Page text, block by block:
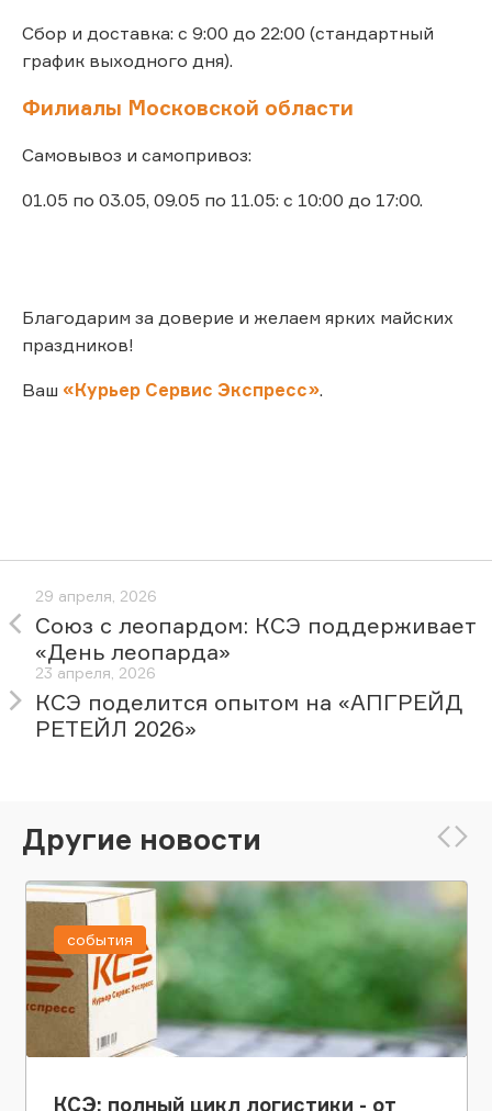
Сбор и доставка: с 9:00 до 22:00 (стандартный
график выходного дня).
Филиалы Московской области
Самовывоз и самопривоз:
01.05 по 03.05, 09.05 по 11.05: с 10:00 до 17:00.
Благодарим за доверие и желаем ярких майских
праздников!
Ваш «Курьер Сервис Экспресс».
29 апреля, 2026
Союз с леопардом: КСЭ поддерживает
«День леопарда»
23 апреля, 2026
КСЭ поделится опытом на «АПГРЕЙД
РЕТЕЙЛ 2026»
Другие новости
КСЭ: полный цикл логистики - от
события